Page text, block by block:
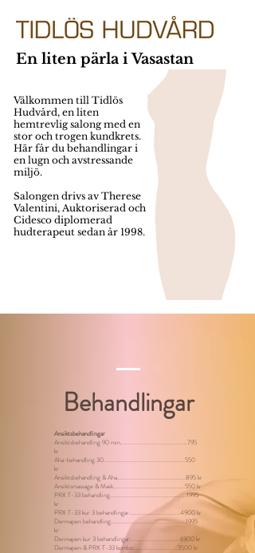
En liten pärla i Vasastan
Välkommen till Tidlös
Hudvård, en liten
hemtrevlig salong med en
stor och trogen kundkrets.
Här får du behandlingar i
en lugn och avstressande
miljö.
Salongen drivs av Therese
Valentini, Auktoriserad och
Cidesco diplomerad
hudterapeut sedan år 1998.
Behandlingar
Ansiktsbehandlingar
Ansiktsbehandling 90 min..........................................795
kr
Aha-behandling 30...................................................550
kr
Ansiktsbehandling & Aha...........................................895 kr
Ansiktsmassage & Mask.............................................550 kr
PRX T-33 behandling................................................1995
kr
PRX T-33 kur 3 behandlingar................................4900 kr
Dermapen behandling...............................................1995
kr
Dermapen kur 3 behandlingar...............................4900 kr
Dermapen & PRX T-33 kombo............................3500 kr